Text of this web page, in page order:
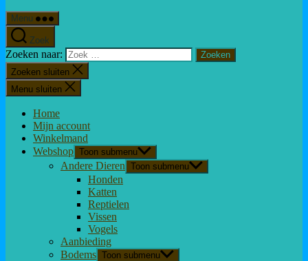
Menu
Zoek
Zoeken naar:
Zoeken sluiten
Menu sluiten
Home
Mijn account
Winkelmand
Webshop Toon submenu
Andere Dieren Toon submenu
Honden
Katten
Reptielen
Vissen
Vogels
Aanbieding
Bodems Toon submenu